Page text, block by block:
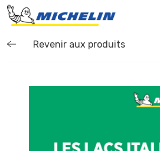
Revenir aux produits